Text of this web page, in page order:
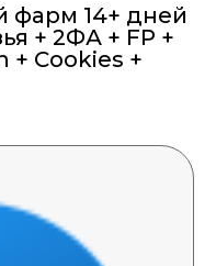
фарм 14+ дней
+ 2ФА + FP +
+ Cookies +